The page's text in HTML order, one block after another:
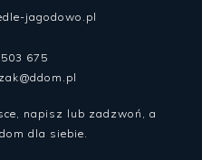
jagodowo.pl
675
napisz lub zadzwoń, a
dla siebie.